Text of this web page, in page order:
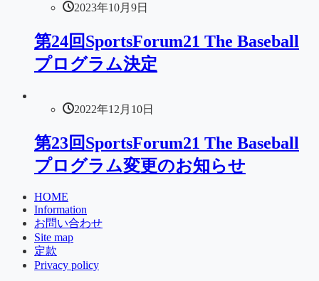
2023年10月9日
第24回SportsForum21 The Baseball
プログラム決定
2022年12月10日
第23回SportsForum21 The Baseball
プログラム変更のお知らせ
HOME
Information
お問い合わせ
Site map
定款
Privacy policy